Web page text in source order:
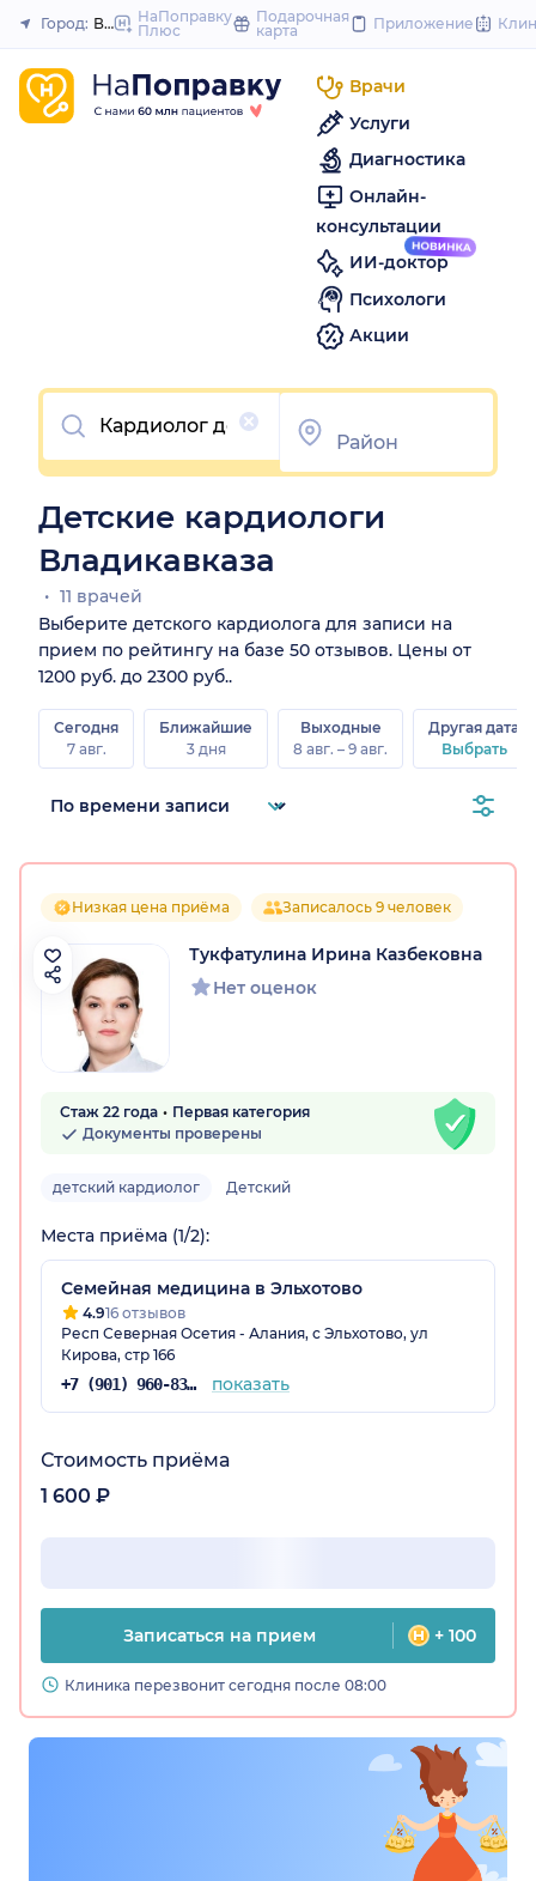
to
Закрыть
Город: Владикавказ
НаПоправку
Плюс
Подарочная
карта
Приложение
Врачи
Услуги
Диагностика
Онлайн-
консультации
ИИ-доктор
Психологи
Акции
Очистить
Детские кардиологи
Владикавказа
11 врачей
Выберите детского кардиолога для записи на
прием по рейтингу на базе 50 отзывов. Цены от
1200 руб. до 2300 руб..
Сегодня
7 авг.
Ближайшие
3 дня
Выходные
8 авг. – 9 авг.
Другая дата
Выбрать
Низкая цена приёма Записалось 9 человек
Тукфатулина Ирина Казбековна
Нет оценок
Стаж 22 года
Первая категория
Документы проверены
детский кардиолог Детский
Места приёма (1/2):
Семейная медицина в Эльхотово
4.916 отзывов
Респ Северная Осетия - Алания, с Эльхотово, ул
Кирова, стр 166
+7 (901) 960-83-51 показать
Стоимость приёма
1 600 ₽
Записаться на прием + 100
Клиника перезвонит сегодня после 08:00